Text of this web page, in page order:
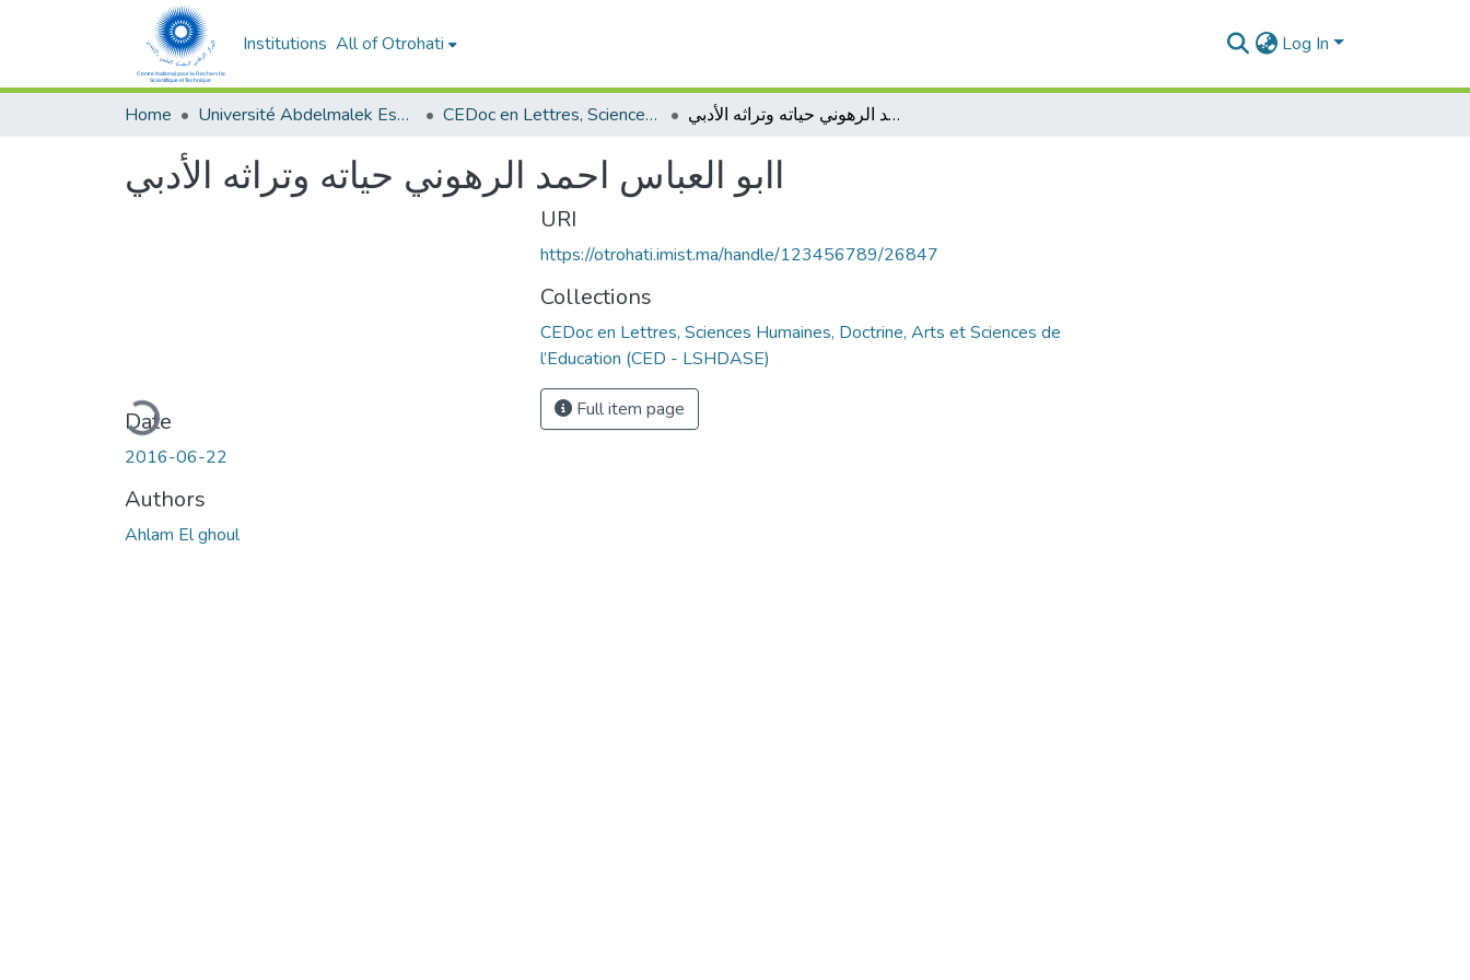
Institutions All of Otrohati Log In
Home Université Abdelmalek Essaâdi - Tétouan CEDoc en Lettres, Sciences Humaines, Doctrine, Arts et Sciences de l’Education (CED - LSHDASE) اابو العباس احمد الرهوني حياته وتراثه الأدبي
اابو العباس احمد الرهوني حياته وتراثه الأدبي
Loading...
Date
2016-06-22
Authors
Ahlam El ghoul
URI
https://otrohati.imist.ma/handle/123456789/26847
Collections
CEDoc en Lettres, Sciences Humaines, Doctrine, Arts et Sciences de
l’Education (CED - LSHDASE)
Full item page